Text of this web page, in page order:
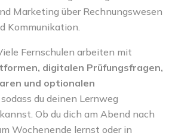
Marketing über Rechnungswesen
Kommunikation.
Fernschulen arbeiten mit
digitalen Prüfungsfragen,
und optionalen
, sodass du deinen Lernweg
Ob du dich am Abend nach
Wochenende lernst oder in